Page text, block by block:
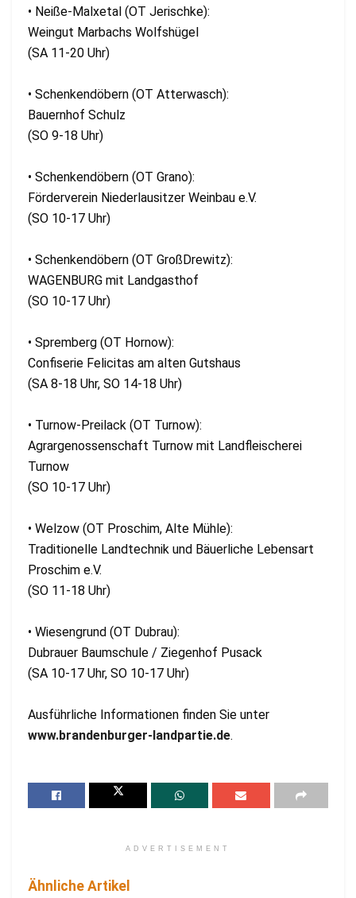
• Neiße-Malxetal (OT Jerischke):
Weingut Marbachs Wolfshügel
(SA 11-20 Uhr)
• Schenkendöbern (OT Atterwasch):
Bauernhof Schulz
(SO 9-18 Uhr)
• Schenkendöbern (OT Grano):
Förderverein Niederlausitzer Weinbau e.V.
(SO 10-17 Uhr)
• Schenkendöbern (OT GroßDrewitz):
WAGENBURG mit Landgasthof
(SO 10-17 Uhr)
• Spremberg (OT Hornow):
Confiserie Felicitas am alten Gutshaus
(SA 8-18 Uhr, SO 14-18 Uhr)
• Turnow-Preilack (OT Turnow):
Agrargenossenschaft Turnow mit Landfleischerei
Turnow
(SO 10-17 Uhr)
• Welzow (OT Proschim, Alte Mühle):
Traditionelle Landtechnik und Bäuerliche Lebensart
Proschim e.V.
(SO 11-18 Uhr)
• Wiesengrund (OT Dubrau):
Dubrauer Baumschule / Ziegenhof Pusack
(SA 10-17 Uhr, SO 10-17 Uhr)
Ausführliche Informationen finden Sie unter
www.brandenburger-landpartie.de.
ADVERTISEMENT
Ähnliche Artikel